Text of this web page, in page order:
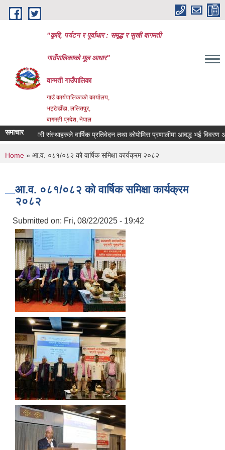
Skip to main content
"कृषि, पर्यटन र पूर्वाधार : समृद्ध र सुखी बागमती
गाउँपालिकाको मूल आधार"
वाग्मती गाउँपालिका
गाउँ कार्यपालिकाको कार्यालय,
भट्टेडाँडा, ललितपुर,
बागमती प्रदेश, नेपाल
समाचार
सहकारी संस्थाहरुले वार्षिक प्रतिवेदन तथा कोपोमिस प्रणालीमा आवद्ध भई विवरण
You are here
Home » आ.व. ०८१/०८२ को वार्षिक समिक्षा कार्यक्रम २०८२
आ.व. ०८१/०८२ को वार्षिक समिक्षा कार्यक्रम
२०८२
Submitted on: Fri, 08/22/2025 - 19:42